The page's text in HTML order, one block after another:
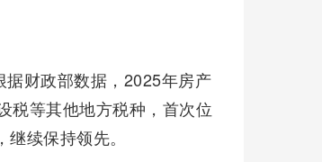
财政部数据，2025年房产
税等其他地方税种，首次位
续保持领先。